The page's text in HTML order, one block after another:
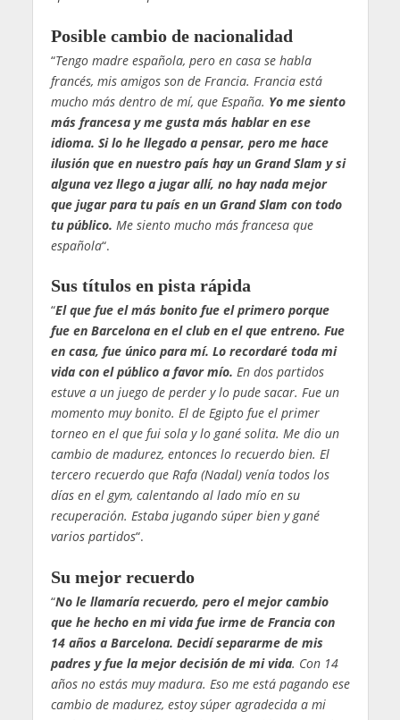
Posible cambio de nacionalidad
“Tengo madre española, pero en casa se habla
francés, mis amigos son de Francia. Francia está
mucho más dentro de mí, que España. Yo me siento
más francesa y me gusta más hablar en ese
idioma. Si lo he llegado a pensar, pero me hace
ilusión que en nuestro país hay un Grand Slam y si
alguna vez llego a jugar allí, no hay nada mejor
que jugar para tu país en un Grand Slam con todo
tu público. Me siento mucho más francesa que
española“.
Sus títulos en pista rápida
“El que fue el más bonito fue el primero porque
fue en Barcelona en el club en el que entreno. Fue
en casa, fue único para mí. Lo recordaré toda mi
vida con el público a favor mío. En dos partidos
estuve a un juego de perder y lo pude sacar. Fue un
momento muy bonito. El de Egipto fue el primer
torneo en el que fui sola y lo gané solita. Me dio un
cambio de madurez, entonces lo recuerdo bien. El
tercero recuerdo que Rafa (Nadal) venía todos los
días en el gym, calentando al lado mío en su
recuperación. Estaba jugando súper bien y gané
varios partidos“.
Su mejor recuerdo
“No le llamaría recuerdo, pero el mejor cambio
que he hecho en mi vida fue irme de Francia con
14 años a Barcelona. Decidí separarme de mis
padres y fue la mejor decisión de mi vida. Con 14
años no estás muy madura. Eso me está pagando ese
cambio de madurez, estoy súper agradecida a mi